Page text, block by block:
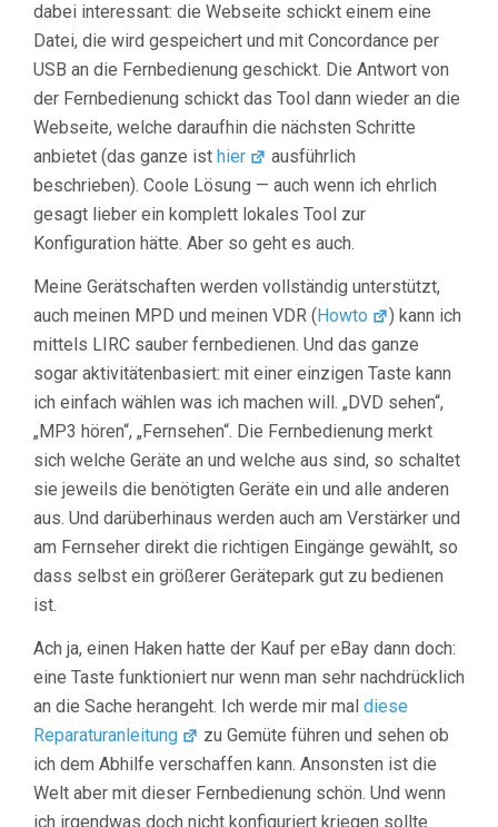
dabei interessant: die Webseite schickt einem eine
Datei, die wird gespeichert und mit Concordance per
USB an die Fernbedienung geschickt. Die Antwort von
der Fernbedienung schickt das Tool dann wieder an die
Webseite, welche daraufhin die nächsten Schritte
anbietet (das ganze ist hier
ausführlich
beschrieben). Coole Lösung — auch wenn ich ehrlich
gesagt lieber ein komplett lokales Tool zur
Konfiguration hätte. Aber so geht es auch.
Meine Gerätschaften werden vollständig unterstützt,
auch meinen MPD und meinen VDR (Howto
) kann ich
mittels LIRC sauber fernbedienen. Und das ganze
sogar aktivitätenbasiert: mit einer einzigen Taste kann
ich einfach wählen was ich machen will. „DVD sehen“,
„MP3 hören“, „Fernsehen“. Die Fernbedienung merkt
sich welche Geräte an und welche aus sind, so schaltet
sie jeweils die benötigten Geräte ein und alle anderen
aus. Und darüberhinaus werden auch am Verstärker und
am Fernseher direkt die richtigen Eingänge gewählt, so
dass selbst ein größerer Gerätepark gut zu bedienen
ist.
Ach ja, einen Haken hatte der Kauf per eBay dann doch:
eine Taste funktioniert nur wenn man sehr nachdrücklich
an die Sache herangeht. Ich werde mir mal diese
Reparaturanleitung
zu Gemüte führen und sehen ob
ich dem Abhilfe verschaffen kann. Ansonsten ist die
Welt aber mit dieser Fernbedienung schön. Und wenn
ich irgendwas doch nicht konfiguriert kriegen sollte